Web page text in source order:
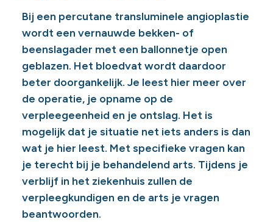
Bij een percutane transluminele angioplastie
wordt een vernauwde bekken- of
beenslagader met een ballonnetje open
geblazen. Het bloedvat wordt daardoor
beter doorgankelijk. Je leest hier meer over
de operatie, je opname op de
verpleegeenheid en je ontslag. Het is
mogelijk dat je situatie net iets anders is dan
wat je hier leest. Met specifieke vragen kan
je terecht bij je behandelend arts. Tijdens je
verblijf in het ziekenhuis zullen de
verpleegkundigen en de arts je vragen
beantwoorden.